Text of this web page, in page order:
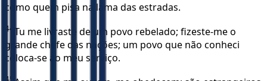
como quem pisa na lama das estradas.
44 Tu me livraste de um povo rebelado; fizeste-me o
grande chefe das nações; um povo que não conheci
coloca-se ao meu serviço.